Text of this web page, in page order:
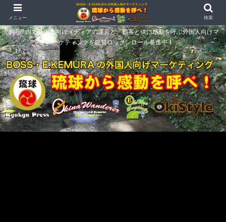
沖縄県内で外国人向けメディアの運営と、顧客と供に感動を呼ぶ外国人向けマ
ーケティングを絶賛ロックンロール驀進中！
メニュー 検索